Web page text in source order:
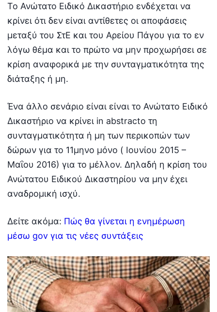
Το Ανώτατο Ειδικό Δικαστήριο ενδέχεται να
κρίνει ότι δεν είναι αντίθετες οι αποφάσεις
μεταξύ του ΣτΕ και του Αρείου Πάγου για το εν
λόγω θέμα και το πρώτο να μην προχωρήσει σε
κρίση αναφορικά με την συνταγματικότητα της
διάταξης ή μη.
Ένα άλλο σενάριο είναι είναι το Ανώτατο Ειδικό
Δικαστήριο να κρίνει in abstracto τη
συνταγματικότητα ή μη των περικοπών των
δώρων για το 11μηνο μόνο ( Ιουνίου 2015 –
Μαΐου 2016) για το μέλλον. Δηλαδή η κρίση του
Ανώτατου Ειδικού Δικαστηρίου να μην έχει
αναδρομική ισχύ.
Δείτε ακόμα: Πώς θα γίνεται η ενημέρωση
μέσω gov για τις νέες συντάξεις